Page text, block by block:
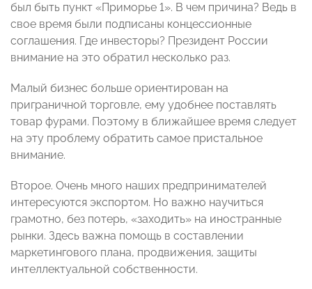
был быть пункт «Приморье 1». В чем причина? Ведь в
свое время были подписаны концессионные
соглашения. Где инвесторы? Президент России
внимание на это обратил несколько раз.
Малый бизнес больше ориентирован на
приграничной торговле, ему удобнее поставлять
товар фурами. Поэтому в ближайшее время следует
на эту проблему обратить самое пристальное
внимание.
Второе. Очень много наших предпринимателей
интересуются экспортом. Но важно научиться
грамотно, без потерь, «заходить» на иностранные
рынки. Здесь важна помощь в составлении
маркетингового плана, продвижения, защиты
интеллектуальной собственности.